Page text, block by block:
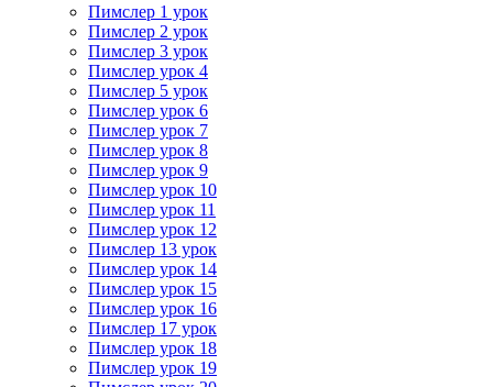
Пимслер 1 урок
Пимслер 2 урок
Пимслер 3 урок
Пимслер урок 4
Пимслер 5 урок
Пимслер урок 6
Пимслер урок 7
Пимслер урок 8
Пимслер урок 9
Пимслер урок 10
Пимслер урок 11
Пимслер урок 12
Пимслер 13 урок
Пимслер урок 14
Пимслер урок 15
Пимслер урок 16
Пимслер 17 урок
Пимслер урок 18
Пимслер урок 19